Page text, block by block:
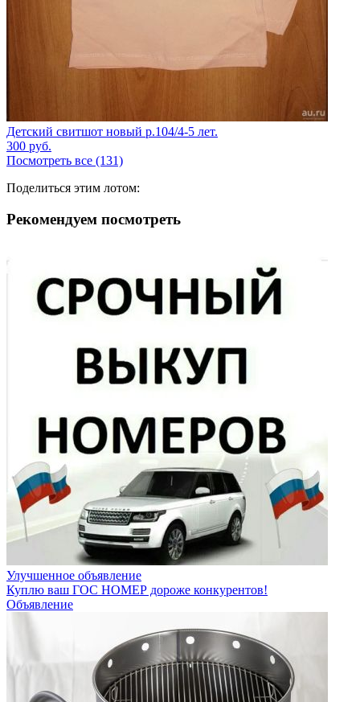
Детский свитшот новый р.104/4-5 лет.
300 руб.
Посмотреть все (131)
Поделиться этим лотом:
Рекомендуем посмотреть
Улучшенное объявление
Куплю ваш ГОС НОМЕР дороже конкурентов!
Объявление